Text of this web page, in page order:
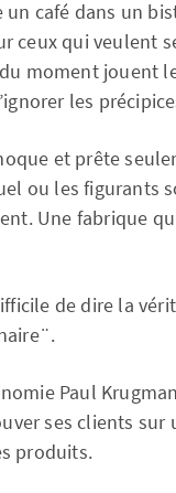
un café dans un
ceux qui veulent
moment jouent
les
et prête
ou les figurants
Une fabrique
de dire la
Paul
ses clients
produits.